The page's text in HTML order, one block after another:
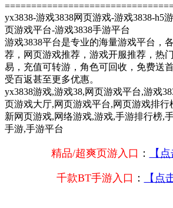
yx3838-游戏3838网页游戏-游戏3838-h5
页游戏平台-游戏3838手游平台
游戏3838平台是专业的海量游戏平台，
荐，网页游戏推荐，游戏开服推荐，热
易，充值可转游，角色可回收，免费送
受百返甚至更多优惠。
yx3838游戏,游戏38,网页游戏平台,游戏
页游戏大厅,网页游戏平台,网页游戏排行
新网页游戏,网络游戏,游戏,手游排行榜,
手游,手游平台
精品/超爽页游入口 ： 【
千款BT手游入口 ： 【点